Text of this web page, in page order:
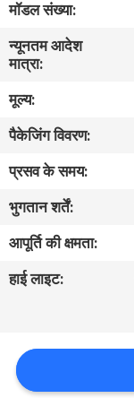
फैक्टरी
यात्रा
गुणवत्ता
नियंत्रण
हमसे
संपर्क
करें
एक
मॉडल संख्या:
न्यूनतम आदेश
मात्रा:
मूल्य:
पैकेजिंग विवरण:
प्रसव के समय:
भुगतान शर्तें:
आपूर्ति की क्षमता:
हाई लाइट: